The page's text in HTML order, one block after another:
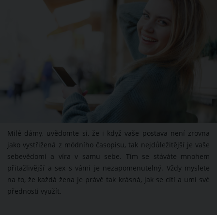
Milé dámy, uvědomte si, že i když vaše postava není zrovna
jako vystřižená z módního časopisu, tak nejdůležitější je vaše
sebevědomí a víra v samu sebe. Tím se stáváte mnohem
přitažlivější a sex s vámi je nezapomenutelný. Vždy myslete
na to, že každá žena je právě tak krásná, jak se cítí a umí své
přednosti využít.